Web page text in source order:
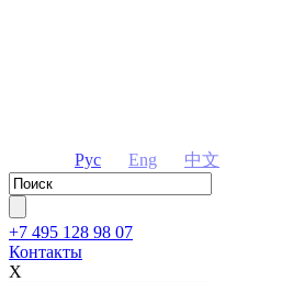
Рус Eng 中文
+7 495 128 98 07
Контакты
Х